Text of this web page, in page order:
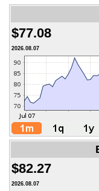
$77.08
2026.08.07
$82.27
2026.08.07